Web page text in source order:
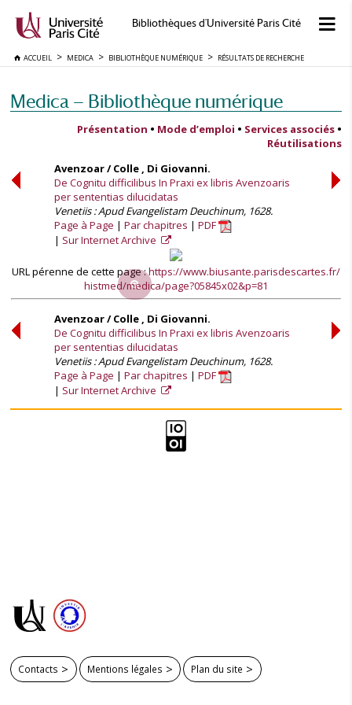
Bibliothèques d'Université Paris Cité
ACCUEIL MEDICA BIBLIOTHÈQUE NUMÉRIQUE RÉSULTATS DE RECHERCHE
Medica — Bibliothèque numérique
Présentation • Mode d’emploi • Services associés •
Réutilisations
Avenzoar / Colle , Di Giovanni.
De Cognitu difficilibus In Praxi ex libris Avenzoaris
per sententias dilucidatas
Venetiis : Apud Evangelistam Deuchinum, 1628.
Page à Page
Par chapitres
PDF
Sur Internet Archive
URL pérenne de cette page :https://www.biusante.parisdescartes.fr/
histmed/medica/page?05845x02&p=81
Avenzoar / Colle , Di Giovanni.
De Cognitu difficilibus In Praxi ex libris Avenzoaris
per sententias dilucidatas
Venetiis : Apud Evangelistam Deuchinum, 1628.
Page à Page
Par chapitres
PDF
Sur Internet Archive
Contacts Mentions légales Plan du site